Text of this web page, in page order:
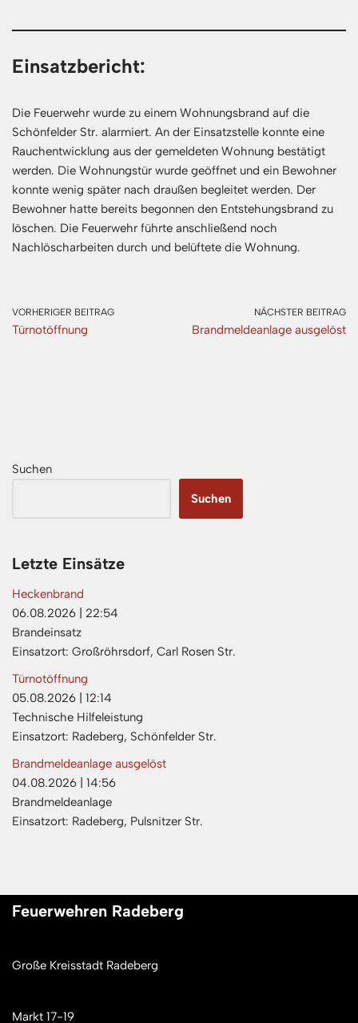
Einsatzbericht:
Die Feuerwehr wurde zu einem Wohnungsbrand auf die
Schönfelder Str. alarmiert. An der Einsatzstelle konnte eine
Rauchentwicklung aus der gemeldeten Wohnung bestätigt
werden. Die Wohnungstür wurde geöffnet und ein Bewohner
konnte wenig später nach draußen begleitet werden. Der
Bewohner hatte bereits begonnen den Entstehungsbrand zu
löschen. Die Feuerwehr führte anschließend noch
Nachlöscharbeiten durch und belüftete die Wohnung.
VORHERIGER BEITRAG
Türnotöffnung
NÄCHSTER BEITRAG
Brandmeldeanlage ausgelöst
Suchen
Suchen
Letzte Einsätze
Heckenbrand
06.08.2026
22:54
Brandeinsatz
Einsatzort: Großröhrsdorf, Carl Rosen Str.
Türnotöffnung
05.08.2026
12:14
Technische Hilfeleistung
Einsatzort: Radeberg, Schönfelder Str.
Brandmeldeanlage ausgelöst
04.08.2026
14:56
Brandmeldeanlage
Einsatzort: Radeberg, Pulsnitzer Str.
Feuerwehren Radeberg
Große Kreisstadt Radeberg
Markt 17-19